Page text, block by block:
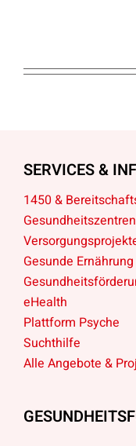
SERVICES &
1450 &
Gesundheitszentren
Gesunde Ernährung
eHealth
Plattform Psyche
Suchthilfe
Alle Angebote &